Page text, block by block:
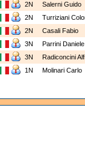
2N
Salerni Guido
2N
Turriziani
2N
Casali Fabio
3N
Parrini
3N
Radiconcini
1N
Molinari Carlo